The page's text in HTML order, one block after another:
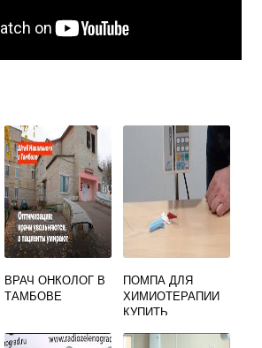
ВРАЧ ОНКОЛОГ В
ТАМБОВЕ
ПОМПА ДЛЯ
ХИМИОТЕРАПИИ
КУПИТЬ